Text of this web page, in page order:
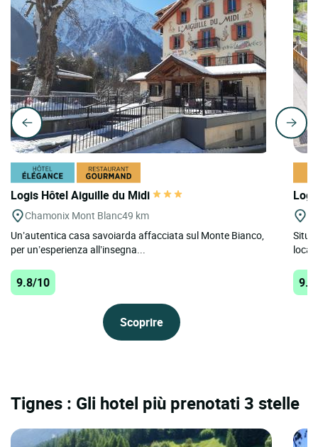
Logis Hôtel Aiguille du Midi
Chamonix Mont Blanc49 km
Un’autentica casa savoiarda affacciata sul Monte Bianco,
per un’esperienza all’insegna...
9.8/10
Scoprire
Tignes : Gli hotel più prenotati 3 stelle